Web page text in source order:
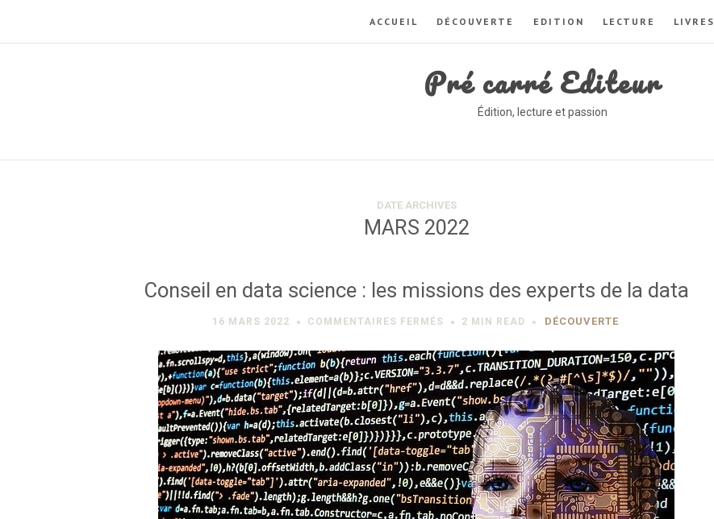
ACCUEIL DÉCOUVERTE EDITION LECTURE LIVRES
Pré carré Editeur
Édition, lecture et passion
DATE ARCHIVES
MARS 2022
Conseil en data science : les missions des experts de la data
16 MARS 2022 COMMENTAIRES FERMÉS SUR
EN
DATA
SCIENCE
:
LES
MISSIONS
DES
EXPERTS
DE
LA
DATA
2 MIN READ DÉCOUVERTE